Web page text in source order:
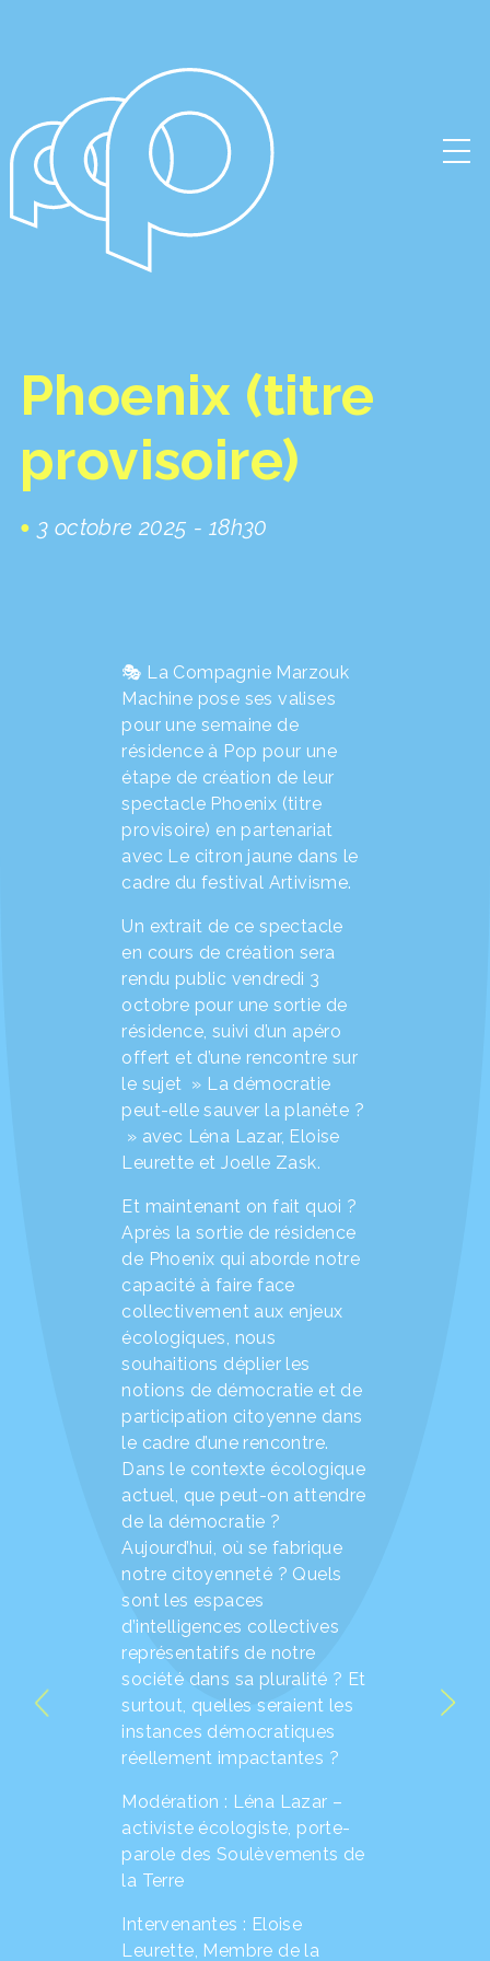
Phoenix (titre
provisoire)
3 octobre 2025 - 18h30
🎭 La Compagnie Marzouk
Machine pose ses valises
pour une semaine de
résidence à Pop pour une
étape de création de leur
spectacle Phoenix (titre
provisoire) en partenariat
avec Le citron jaune dans le
cadre du festival Artivisme.
Un extrait de ce spectacle
en cours de création sera
rendu public vendredi 3
octobre pour une sortie de
résidence, suivi d’un apéro
offert et d’une rencontre sur
le sujet » La démocratie
peut-elle sauver la planète ?
» avec Léna Lazar, Eloise
Leurette et Joelle Zask.
Et maintenant on fait quoi ?
Après la sortie de résidence
de Phoenix qui aborde notre
capacité à faire face
collectivement aux enjeux
écologiques, nous
souhaitions déplier les
notions de démocratie et de
participation citoyenne dans
le cadre d’une rencontre.
Dans le contexte écologique
actuel, que peut-on attendre
de la démocratie ?
Aujourd’hui, où se fabrique
notre citoyenneté ? Quels
sont les espaces
d’intelligences collectives
représentatifs de notre
société dans sa pluralité ? Et
surtout, quelles seraient les
instances démocratiques
réellement impactantes ?
Modération : Léna Lazar –
activiste écologiste, porte-
parole des Soulèvements de
la Terre
Intervenantes : Eloise
Leurette, Membre de la